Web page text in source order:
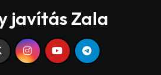
javítás Zala